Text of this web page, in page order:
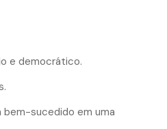
e democrático.
bem-sucedido em uma